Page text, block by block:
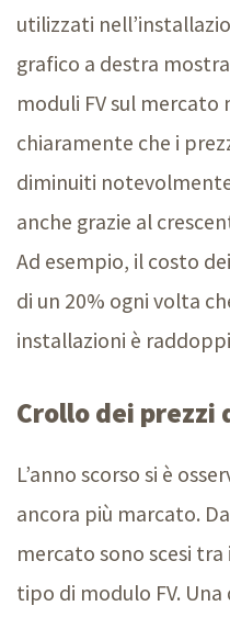
utilizzati
grafico a destra
moduli FV sul mercato
chiaramente che i
diminuiti
anche grazie al
Ad esempio, il costo
di un 20% ogni volta
installazioni è
Crollo dei prezzi
L’anno scorso si è
ancora più marcato.
mercato sono scesi tra
tipo di modulo FV. Una